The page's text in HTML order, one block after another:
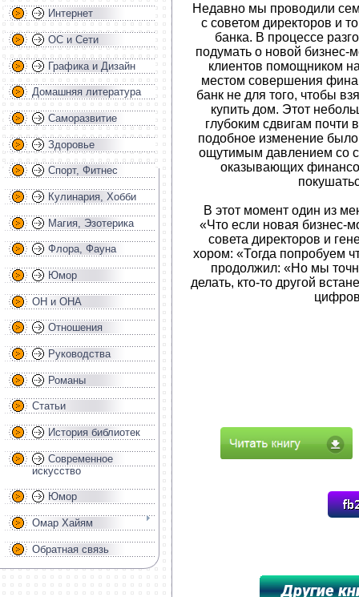
Интернет
ОС и Сети
Графика и Дизайн
Домашняя литература
Саморазвитие
Здоровье
Спорт, Фитнес
Кулинария, Хобби
Магия, Эзотерика
Флора, Фауна
Юмор
ОН и ОНА
Отношения
Руководства
Романы
Статьи
История библиотек
Современное
искусство
Юмор
Омар Хайям
Обратная связь
Недавно мы проводили
с советом директоров и
банка. В процессе
подумать о новой бизнес-
клиентов помощником
местом совершения
банк не для того, чтобы
купить дом. Этот
глубоким сдвигам почти
подобное изменение
ощутимым давлением со
оказывающих
В этот момент один из
«Что если новая бизнес-
совета директоров и
хором: «Тогда попробуем
продолжил: «Но мы
делать, кто-то другой